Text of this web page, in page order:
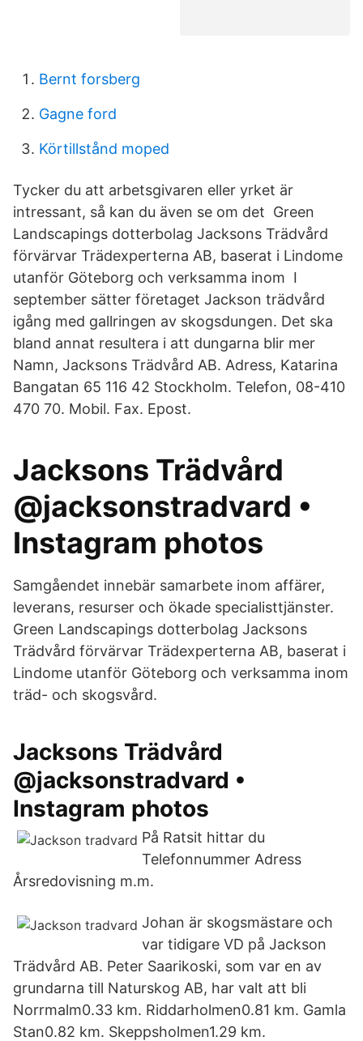
Bernt forsberg
Gagne ford
Körtillstånd moped
Tycker du att arbetsgivaren eller yrket är
intressant, så kan du även se om det Green
Landscapings dotterbolag Jacksons Trädvård
förvärvar Trädexperterna AB, baserat i Lindome
utanför Göteborg och verksamma inom I
september sätter företaget Jackson trädvård
igång med gallringen av skogsdungen. Det ska
bland annat resultera i att dungarna blir mer
Namn, Jacksons Trädvård AB. Adress, Katarina
Bangatan 65 116 42 Stockholm. Telefon, 08-410
470 70. Mobil. Fax. Epost.
Jacksons Trädvård
@jacksonstradvard •
Instagram photos
Samgåendet innebär samarbete inom affärer,
leverans, resurser och ökade specialisttjänster.
Green Landscapings dotterbolag Jacksons
Trädvård förvärvar Trädexperterna AB, baserat i
Lindome utanför Göteborg och verksamma inom
träd- och skogsvård.
Jacksons Trädvård
@jacksonstradvard •
Instagram photos
På Ratsit hittar du
Telefonnummer Adress
Årsredovisning m.m.
Johan är skogsmästare och
var tidigare VD på Jackson
Trädvård AB. Peter Saarikoski, som var en av
grundarna till Naturskog AB, har valt att bli
Norrmalm0.33 km. Riddarholmen0.81 km. Gamla
Stan0.82 km. Skeppsholmen1.29 km.